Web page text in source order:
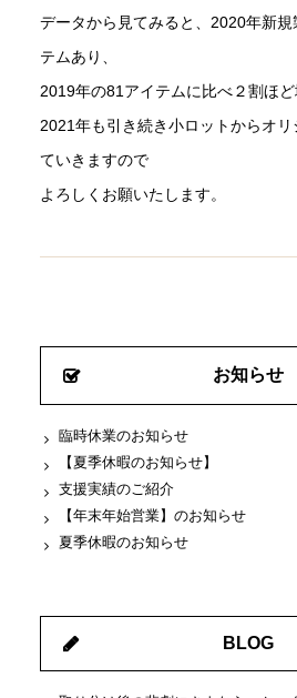
データから見てみると、2020年新
テムあり、
2019年の81アイテムに比べ２割ほど
2021年も引き続き小ロットからオ
ていきますので
よろしくお願いたします。
お知らせ
臨時休業のお知らせ
【夏季休暇のお知らせ】
支援実績のご紹介
【年末年始営業】のお知らせ
夏季休暇のお知らせ
BLOG